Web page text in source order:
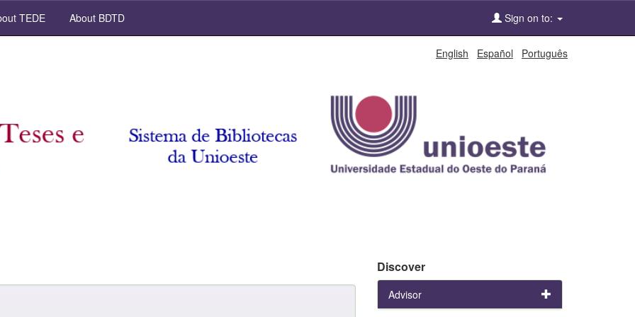
TEDE About BDTD Sign on to:
English Español Português
Discover
Advisor